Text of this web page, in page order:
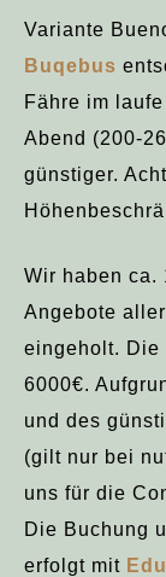
Variante
Buqebus
Fähre im
Abend (200-
günstiger.
Wir haben ca.
Angebote
eingeholt. Die
6000€.
und des
(gilt nur bei
uns für die
Die Buchung
erfolgt mit